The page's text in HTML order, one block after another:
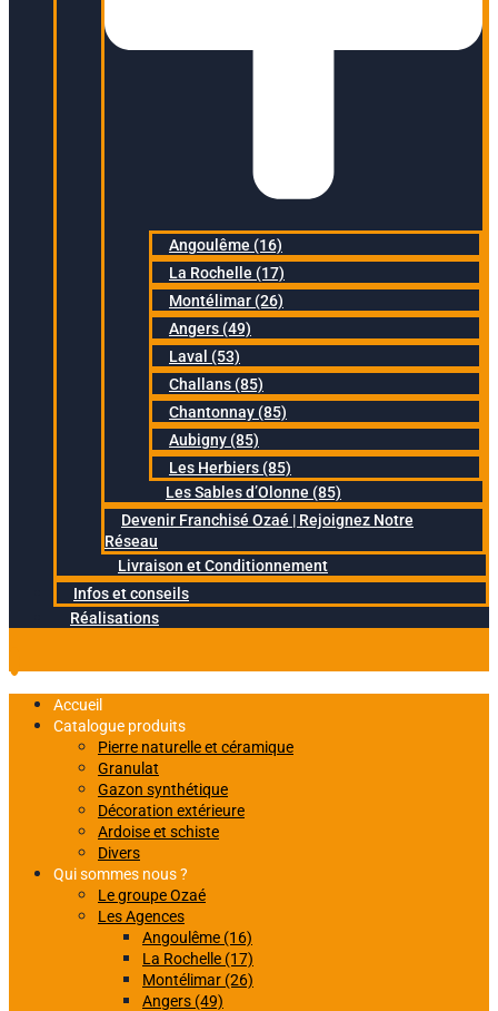
Angoulême (16)
La Rochelle (17)
Montélimar (26)
Angers (49)
Laval (53)
Challans (85)
Chantonnay (85)
Aubigny (85)
Les Herbiers (85)
Les Sables d’Olonne (85)
Devenir Franchisé Ozaé | Rejoignez Notre
Réseau
Livraison et Conditionnement
Infos et conseils
Réalisations
Accueil
Catalogue produits
Pierre naturelle et céramique
Granulat
Gazon synthétique
Décoration extérieure
Ardoise et schiste
Divers
Qui sommes nous ?
Le groupe Ozaé
Les Agences
Angoulême (16)
La Rochelle (17)
Montélimar (26)
Angers (49)